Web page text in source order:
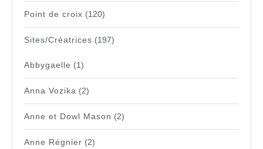
Point de croix (120)
Sites/Créatrices (197)
Abbygaelle (1)
Anna Vozika (2)
Anne et Dowl Mason (2)
Anne Régnier (2)